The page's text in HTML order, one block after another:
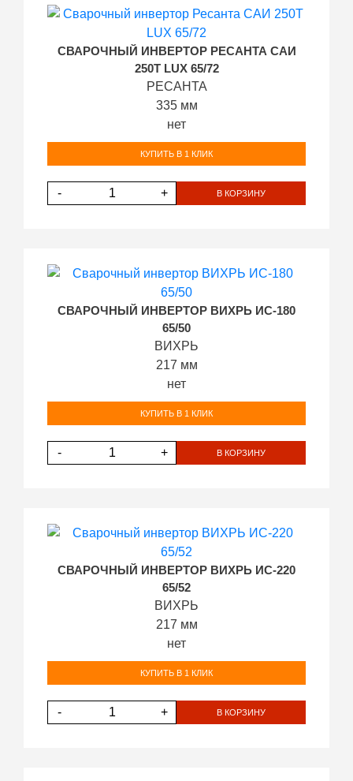
СВАРОЧНЫЙ ИНВЕРТОР РЕСАНТА САИ
250Т LUX 65/72
РЕСАНТА
335 мм
нет
КУПИТЬ В 1 КЛИК
- + В КОРЗИНУ
СВАРОЧНЫЙ ИНВЕРТОР ВИХРЬ ИС-180
65/50
ВИХРЬ
217 мм
нет
КУПИТЬ В 1 КЛИК
- + В КОРЗИНУ
СВАРОЧНЫЙ ИНВЕРТОР ВИХРЬ ИС-220
65/52
ВИХРЬ
217 мм
нет
КУПИТЬ В 1 КЛИК
- + В КОРЗИНУ